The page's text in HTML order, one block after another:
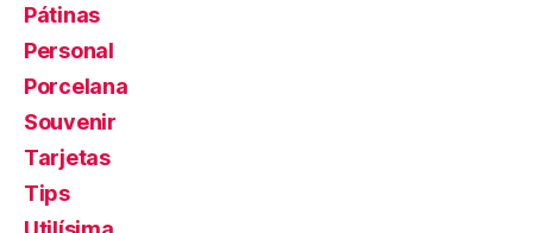
Pátinas
Personal
Porcelana
Souvenir
Tarjetas
Tips